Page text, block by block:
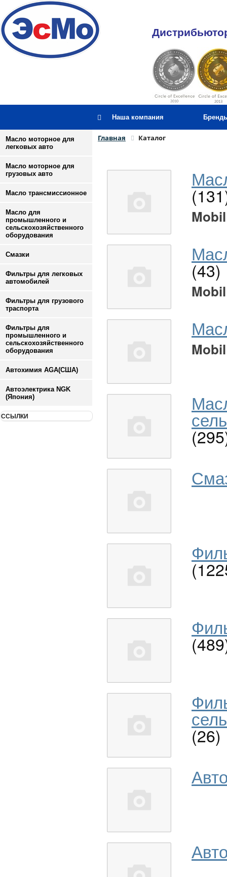
Наша компания
Масло моторное для
легковых авто
Масло моторное для
грузовых авто
Масло трансмиссионное
Масло для
промышленного и
сельскохозяйственного
оборудования
Смазки
Фильтры для легковых
автомобилей
Фильтры для грузового
траспорта
Фильтры для
промышленного и
сельскохозяйственного
оборудования
Автохимия AGA(США)
Автоэлектрика NGK
(Япония)
ССЫЛКИ
Главная Каталог
Mobil
(43)
Mobil
Mobil
(26)